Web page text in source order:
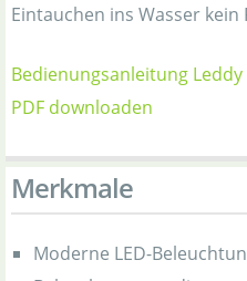
Eintauchen ins Wasser
Bedienungsanleitung
PDF downloaden
Merkmale
Moderne LED-